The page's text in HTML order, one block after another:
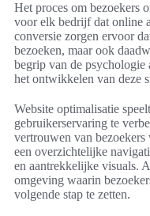
Het proces om bezoekers
voor elk bedrijf dat online
conversie zorgen ervoor
bezoeken, maar ook
begrip van de psychologie
het ontwikkelen van deze
Website optimalisatie
gebruikerservaring te
vertrouwen van
een overzichtelijke
en aantrekkelijke visuals.
omgeving waarin
volgende stap te zetten.